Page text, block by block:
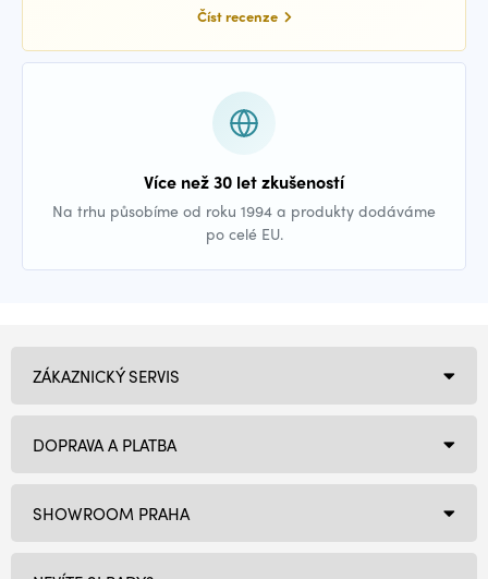
Číst recenze
Více než 30 let zkušeností
Na trhu působíme od roku 1994 a produkty dodáváme
po celé EU.
SHOWROOM PRAHA
ZÁKAZNICKÝ SERVIS
DOPRAVA A PLATBA